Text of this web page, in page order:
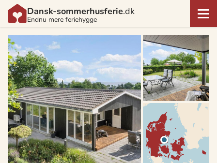
Dansk-sommerhusferie.dk
Endnu mere feriehygge